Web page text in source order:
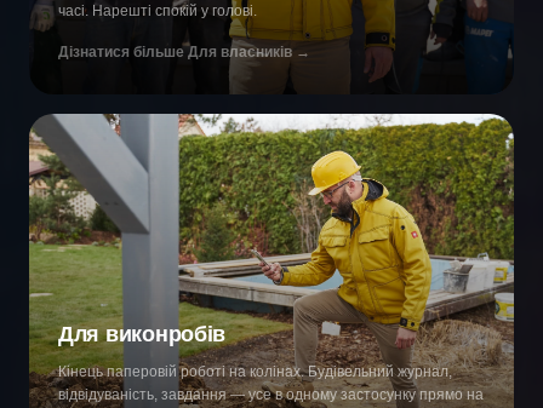
часі. Нарешті спокій у голові.
Дізнатися більше Для власників →
Для виконробів
Кінець паперовій роботі на колінах. Будівельний журнал,
відвідуваність, завдання — усе в одному застосунку прямо на